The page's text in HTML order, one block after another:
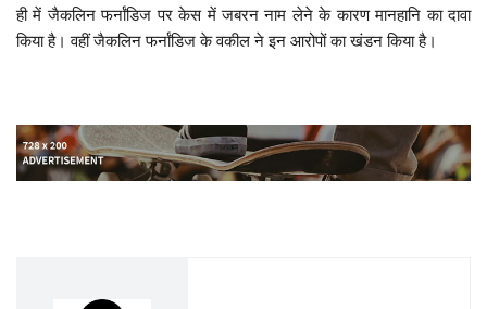
ही में जैकलिन फर्नांडिज पर केस में जबरन नाम लेने के कारण मानहानि का दावा
किया है। वहीं जैकलिन फर्नांडिज के वकील ने इन आरोपों का खंडन किया है।